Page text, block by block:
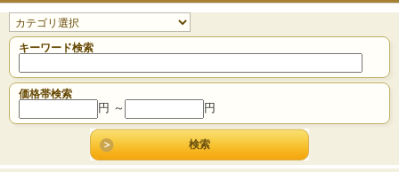
キーワード検索
価格帯検索
円 ～ 円